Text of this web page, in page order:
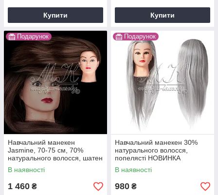
Купити Купити
Подарунок
Навчальний манекен
Jasmine, 70-75 см, 70%
натурального волосся, шатен
В наявності
1 460 ₴
Подарунок
Навчальний манекен 30%
натурального волосся,
попелясті НОВИНКА
В наявності
980 ₴